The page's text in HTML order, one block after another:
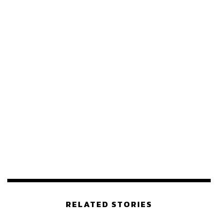
RELATED STORIES